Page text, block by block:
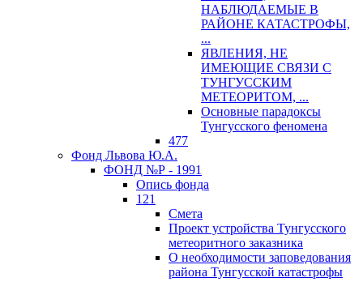
НАБЛЮДАЕМЫЕ В
РАЙОНЕ КАТАСТРОФЫ,
...
ЯВЛЕНИЯ, НЕ
ИМЕЮЩИЕ СВЯЗИ С
ТУНГУССКИМ
МЕТЕОРИТОМ, ...
Основные парадоксы
Тунгусского феномена
477
Фонд Львова Ю.А.
ФОНД №Р - 1991
Опись фонда
121
Смета
Проект устройства Тунгусского
метеоритного заказника
О необходимости заповедования
района Тунгусской катастрофы